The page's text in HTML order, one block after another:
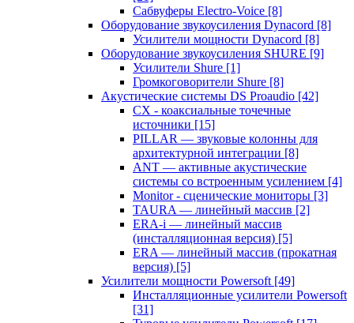
Сабвуферы Electro-Voice [8]
Оборудование звукоусиления Dynacord [8]
Усилители мощности Dynacord [8]
Оборудование звукоусиления SHURE [9]
Усилители Shure [1]
Громкоговорители Shure [8]
Акустические системы DS Proaudio [42]
CX - коаксиальные точечные
источники [15]
PILLAR — звуковые колонны для
архитектурной интеграции [8]
ANT — активные акустические
системы со встроенным усилением [4]
Monitor - сценические мониторы [3]
TAURA — линейный массив [2]
ERA-i — линейный массив
(инсталляционная версия) [5]
ERA — линейный массив (прокатная
версия) [5]
Усилители мощности Powersoft [49]
Инсталляционные усилители Powersoft
[31]